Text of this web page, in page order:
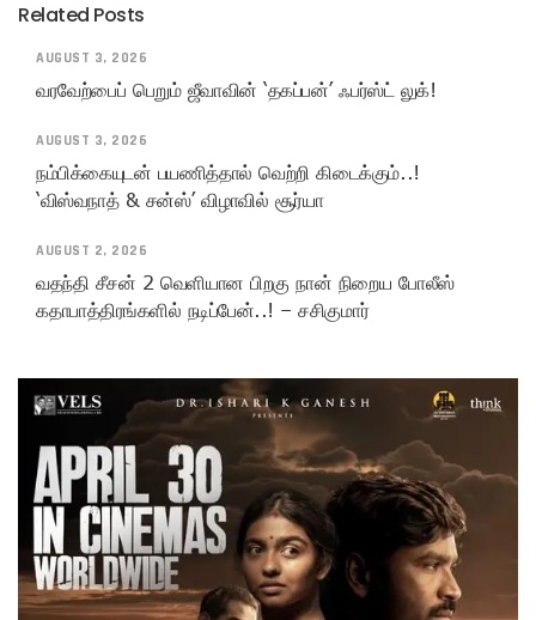
Related Posts
AUGUST 3, 2026
வரவேற்பைப் பெறும் ஜீவாவின் ‘தகப்பன்’ ஃபர்ஸ்ட் லுக்!
AUGUST 3, 2026
நம்பிக்கையுடன் பயணித்தால் வெற்றி கிடைக்கும்..!
‘விஸ்வநாத் & சன்ஸ்’ விழாவில் சூர்யா
AUGUST 2, 2026
வதந்தி சீசன் 2 வெளியான பிறகு நான் நிறைய போலீஸ்
கதாபாத்திரங்களில் நடிப்பேன்..! – சசிகுமார்